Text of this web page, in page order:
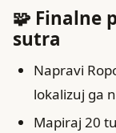
🧩 Finalne
sutra
Napravi
lokalizuj ga
Mapiraj 20